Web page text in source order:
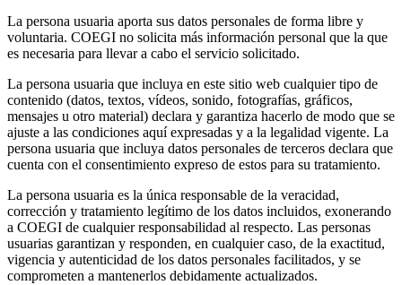
La persona usuaria aporta sus datos personales de forma libre y
voluntaria. COEGI no solicita más información personal que la que
es necesaria para llevar a cabo el servicio solicitado.
La persona usuaria que incluya en este sitio web cualquier tipo de
contenido (datos, textos, vídeos, sonido, fotografías, gráficos,
mensajes u otro material) declara y garantiza hacerlo de modo que se
ajuste a las condiciones aquí expresadas y a la legalidad vigente. La
persona usuaria que incluya datos personales de terceros declara que
cuenta con el consentimiento expreso de estos para su tratamiento.
La persona usuaria es la única responsable de la veracidad,
corrección y tratamiento legítimo de los datos incluidos, exonerando
a COEGI de cualquier responsabilidad al respecto. Las personas
usuarias garantizan y responden, en cualquier caso, de la exactitud,
vigencia y autenticidad de los datos personales facilitados, y se
comprometen a mantenerlos debidamente actualizados.